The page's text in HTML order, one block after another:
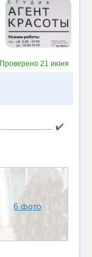
Проверено 21 июня
✔️
6 фото